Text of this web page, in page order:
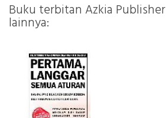
Buku terbitan Azkia Publisher
lainnya: